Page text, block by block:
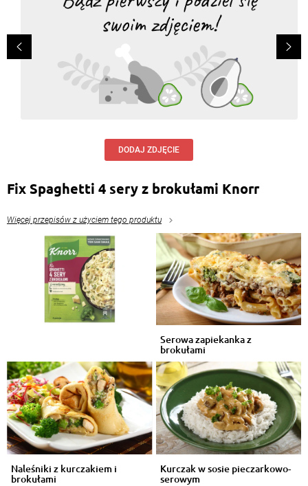
DODAJ ZDJĘCIE
Fix Spaghetti 4 sery z brokułami Knorr
Więcej przepisów z użyciem tego produktu
Serowa zapiekanka z
brokułami
Naleśniki z kurczakiem i
brokułami
Kurczak w sosie pieczarkowo-
serowym